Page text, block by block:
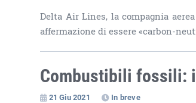
Delta Air Lines, la compagnia
affermazione di essere «carbon-
Combustibili fossili:
21 Giu 2021 In breve